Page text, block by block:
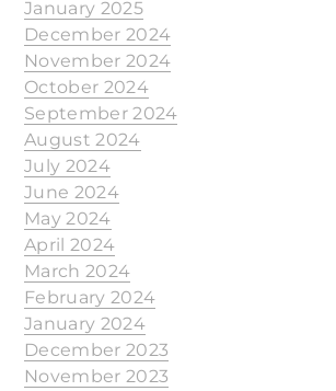
January 2025
December 2024
November 2024
October 2024
September 2024
August 2024
July 2024
June 2024
May 2024
April 2024
March 2024
February 2024
January 2024
December 2023
November 2023